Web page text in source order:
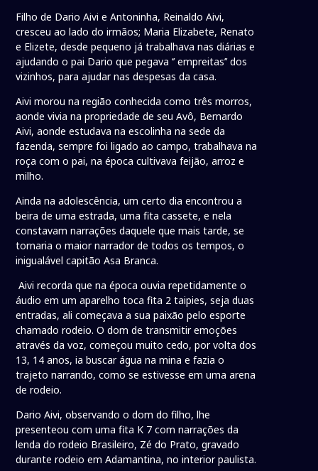
Filho de Dario Aivi e Antoninha, Reinaldo Aivi,
cresceu ao lado do irmãos; Maria Elizabete, Renato
e Elizete, desde pequeno já trabalhava nas diárias e
ajudando o pai Dario que pegava ‘’ empreitas’’ dos
vizinhos, para ajudar nas despesas da casa.
Aivi morou na região conhecida como três morros,
aonde vivia na propriedade de seu Avô, Bernardo
Aivi, aonde estudava na escolinha na sede da
fazenda, sempre foi ligado ao campo, trabalhava na
roça com o pai, na época cultivava feijão, arroz e
milho.
Ainda na adolescência, um certo dia encontrou a
beira de uma estrada, uma fita cassete, e nela
constavam narrações daquele que mais tarde, se
tornaria o maior narrador de todos os tempos, o
inigualável capitão Asa Branca.
Aivi recorda que na época ouvia repetidamente o
áudio em um aparelho toca fita 2 taipies, seja duas
entradas, ali começava a sua paixão pelo esporte
chamado rodeio. O dom de transmitir emoções
através da voz, começou muito cedo, por volta dos
13, 14 anos, ia buscar água na mina e fazia o
trajeto narrando, como se estivesse em uma arena
de rodeio.
Dario Aivi, observando o dom do filho, lhe
presenteou com uma fita K 7 com narrações da
lenda do rodeio Brasileiro, Zé do Prato, gravado
durante rodeio em Adamantina, no interior paulista.